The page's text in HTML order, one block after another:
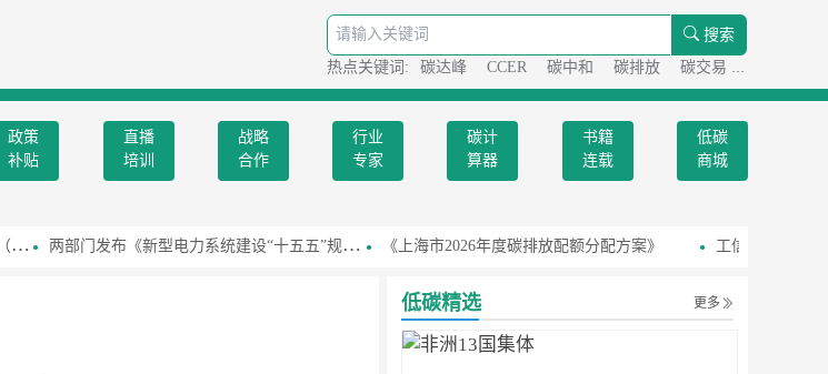
搜索
热点关键词:
碳达峰 CCER 碳中和 碳排放 碳交易
政策
补贴
直播
培训
战略
合作
行业
专家
碳计
算器
书籍
连载
低碳
商城
两部门发布《新型电力系统建设“十五五”规划》 《上海市2026年度碳排放配额分配方案》 工信部召开国家
低碳精选 更多